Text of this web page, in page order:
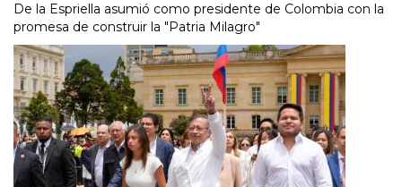
De la Espriella asumió como presidente de Colombia con la
promesa de construir la "Patria Milagro"